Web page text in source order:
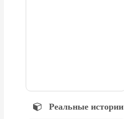
Реальные истории